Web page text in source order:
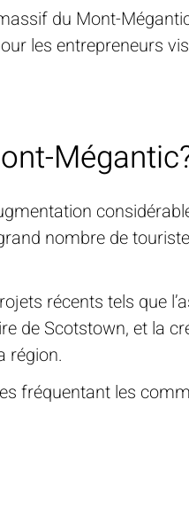
du Mont-
les entrepreneurs
nombre de
récents tels que
de Scotstown, et la
région.
fréquentant les